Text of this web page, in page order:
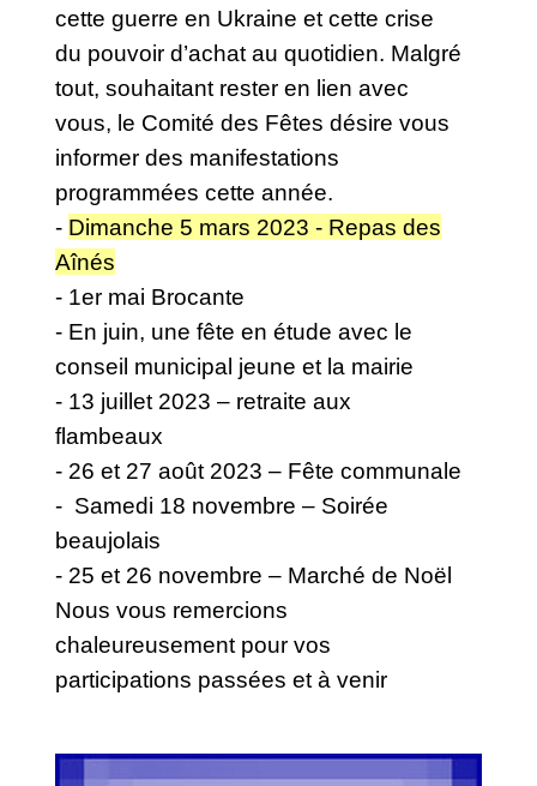
cette guerre en Ukraine et cette crise
du pouvoir d’achat au quotidien. Malgré
tout, souhaitant rester en lien avec
vous, le Comité des Fêtes désire vous
informer des manifestations
programmées cette année.
- Dimanche 5 mars 2023 - Repas des
Aînés
- 1er mai Brocante
- En juin, une fête en étude avec le
conseil municipal jeune et la mairie
- 13 juillet 2023 – retraite aux
flambeaux
- 26 et 27 août 2023 – Fête communale
- Samedi 18 novembre – Soirée
beaujolais
- 25 et 26 novembre – Marché de Noël
Nous vous remercions
chaleureusement pour vos
participations passées et à venir